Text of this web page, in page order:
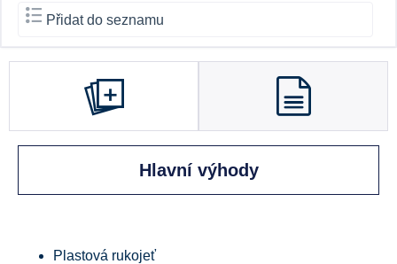
Přidat do seznamu
Hlavní výhody
Plastová rukojeť